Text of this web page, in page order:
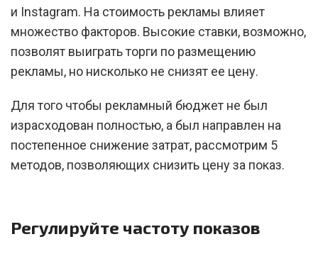
и Instagram. На стоимость рекламы влияет
множество факторов. Высокие ставки, возможно,
позволят выиграть торги по размещению
рекламы, но нисколько не снизят ее цену.
Для того чтобы рекламный бюджет не был
израсходован полностью, а был направлен на
постепенное снижение затрат, рассмотрим 5
методов, позволяющих снизить цену за показ.
Регулируйте частоту показов